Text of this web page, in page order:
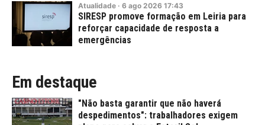
Atualidade · 6 ago 2026 17:43
SIRESP promove formação em Leiria para
reforçar capacidade de resposta a
emergências
Em destaque
"Não basta garantir que não haverá
despedimentos": trabalhadores exigem